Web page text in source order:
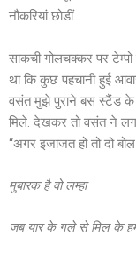
नौकरियां छोडीं…
साकची गोलचक्कर पर टेम्पो
था कि कुछ पहचानी हुई
वसंत मुझे पुराने बस स्टैंड के
मिले. देखकर तो वसंत ने
“अगर इजाजत हो तो दो
मुबारक है वो लम्हा
जब यार के गले से मिल के